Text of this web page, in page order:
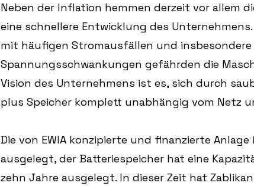
Neben der Inflation hemmen derzeit vor allem
eine schnellere Entwicklung des
mit häufigen Stromausfällen und
Spannungsschwankungen gefährden die
Vision des Unternehmens ist es, sich durch
plus Speicher komplett unabhängig vom Netz
Die von EWIA konzipierte und finanzierte
ausgelegt, der Batteriespeicher hat eine
zehn Jahre ausgelegt. In dieser Zeit hat